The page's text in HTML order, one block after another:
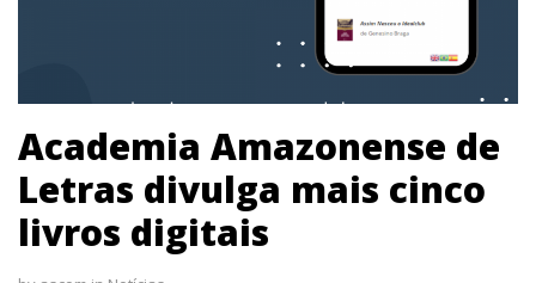
Academia Amazonense de
Letras divulga mais cinco
livros digitais